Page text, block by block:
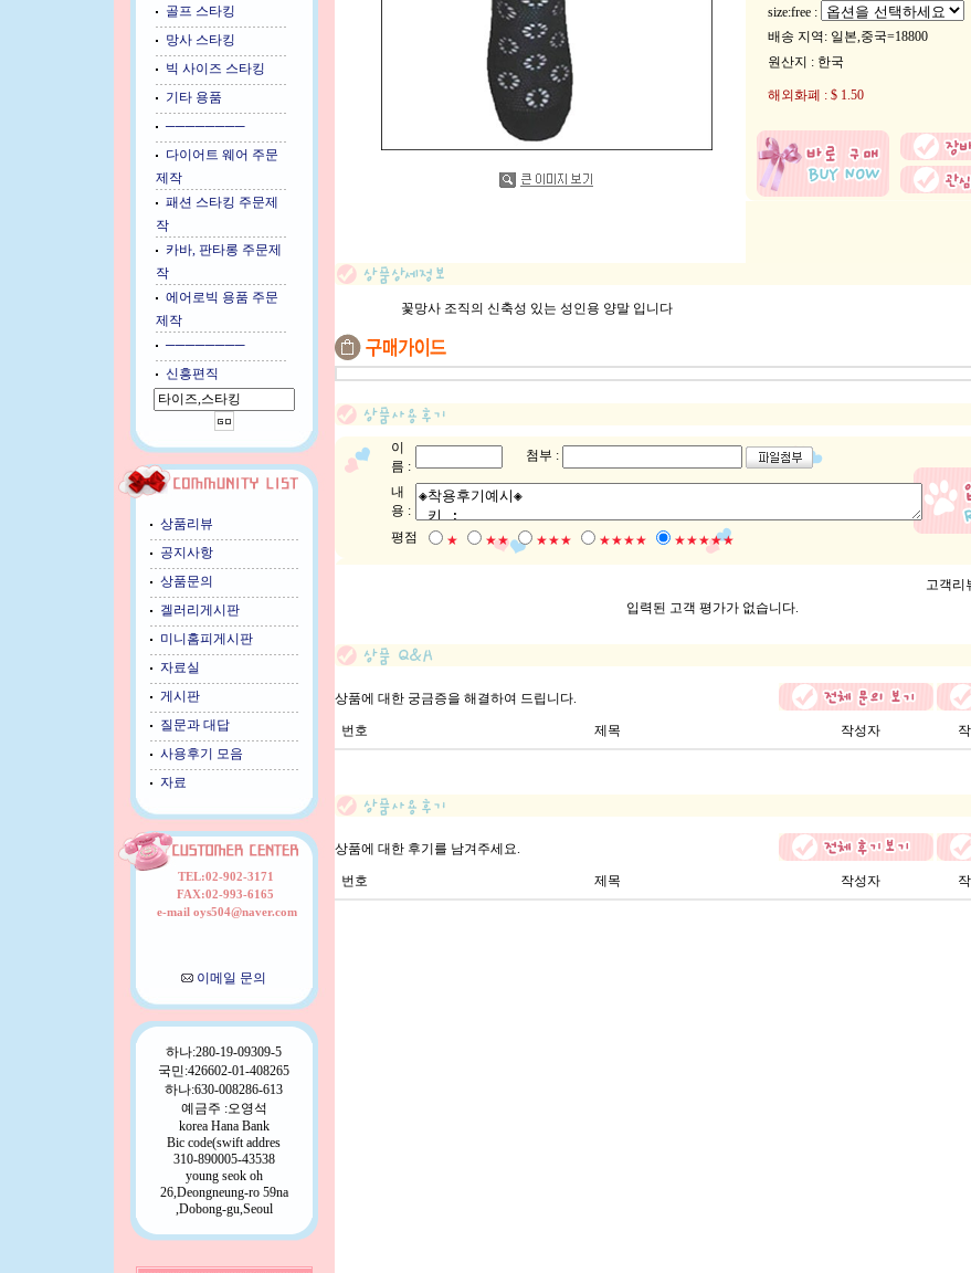
골프 스타킹
망사 스타킹
빅 사이즈 스타킹
기타 용품
────────
다이어트 웨어 주문
제작
패션 스타킹 주문제
작
카바, 판타롱 주문제
작
에어로빅 용품 주문
제작
────────
신흥편직
상품리뷰
공지사항
상품문의
겔러리게시판
미니홈피게시판
자료실
게시판
질문과 대답
사용후기 모음
자료
TEL:02-902-3171
FAX:02-993-6165
e-mail oys504@naver.com
이메일 문의
하나:280-19-09309-5
국민:426602-01-408265
하나:630-008286-613
예금주 :오영석
korea Hana Bank
Bic code(swift addres
310-890005-43538
young seok oh
26,Deongneung-ro 59na
,Dobong-gu,Seoul
size:free :
배송 지역 : 일본,중국=18800
원산지 : 한국
해외화폐 : $ 1.50
꽃망사 조직의 신축성 있는 성인용 양말 입니다
이
름 :
첨부 :
내
용 :
평점
★ ★★ ★★★ ★★★★ ★★★★★
고객리
입력된 고객 평가가 없습니다.
상품에 대한 궁금증을 해결하여 드립니다.
번호 제목 작성자
상품에 대한 후기를 남겨주세요.
번호 제목 작성자